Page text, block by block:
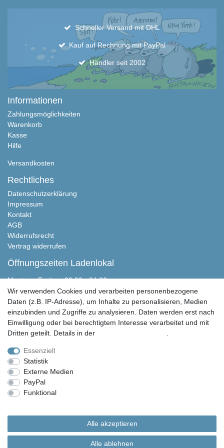
Schneller Versand mit DHL
Kauf auf Rechnung mit PayPal
Händler seit 2002
Informationen
Zahlungsmöglichkeiten
Warenkorb
Kasse
Hilfe
Versandkosten
Rechtliches
Datenschutzerklärung
Impressum
Kontakt
AGB
Widerrufsrecht
Vertrag widerrufen
Öffnungszeiten Ladenlokal
Montag - Freitag, 00:00 - 24:00
Samstag nach Absprache
Sonntag geschlossen
Peter Butschkow Shop
Martensen Handels & Service GmbH
Eichweberstraße 4
D-25821 Bredstedt
04671 943 349 0
04671 943 349 150
info@peter-butschkow.de
Alle Rechte vorbehalten.
Alle in den Webseiten erwähnten Geräte- und Zubehörbezeichnungen dienen lediglich
der Anwendungshilfe. Alle gennanten Markennamen sind eingetragene Warenzeichen
Wir verwenden Cookies und verarbeiten personenbezogene
Daten (z.B. IP-Adresse), um Inhalte zu personalisieren, Medien
einzubinden und Zugriffe zu analysieren. Daten werden erst nach
Einwilligung oder bei berechtigtem Interesse verarbeitet und mit
Dritten geteilt. Details in der
Essenziell
Statistik
Externe Medien
PayPal
Funktional
Alle akzeptieren
Alle ablehnen